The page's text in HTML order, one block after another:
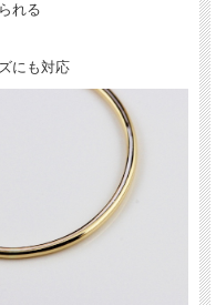
れる
にも対応